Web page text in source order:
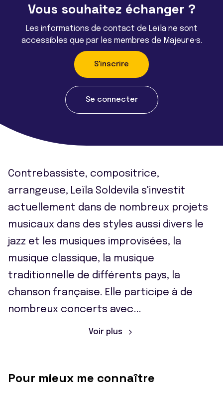
Vous souhaitez échanger ?
Les informations de contact de Leïla ne sont
accessibles que par les membres de Majeur·e·s.
S'inscrire
Se connecter
Contrebassiste, compositrice,
arrangeuse, Leïla Soldevila s'investit
actuellement dans de nombreux projets
musicaux dans des styles aussi divers le
jazz et les musiques improvisées, la
musique classique, la musique
traditionnelle de différents pays, la
chanson française. Elle participe à de
nombreux concerts avec...
Voir plus
Pour mieux me connaître